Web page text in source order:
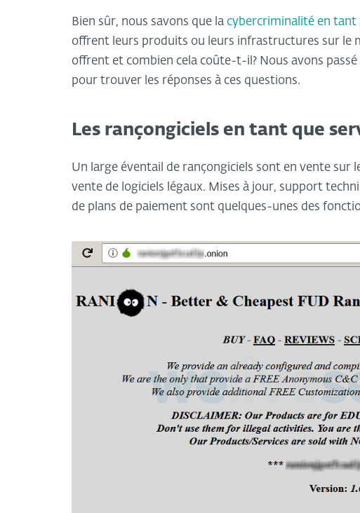
Bien sûr, nous savons que la cybercriminalité en tant
offrent leurs produits ou leurs infrastructures sur le
offrent et combien cela coûte-t-il? Nous avons
pour trouver les réponses à ces questions.
Les rançongiciels en tant que
Un large éventail de rançongiciels sont en vente sur
vente de logiciels légaux. Mises à jour, support
de plans de paiement sont quelques-unes des